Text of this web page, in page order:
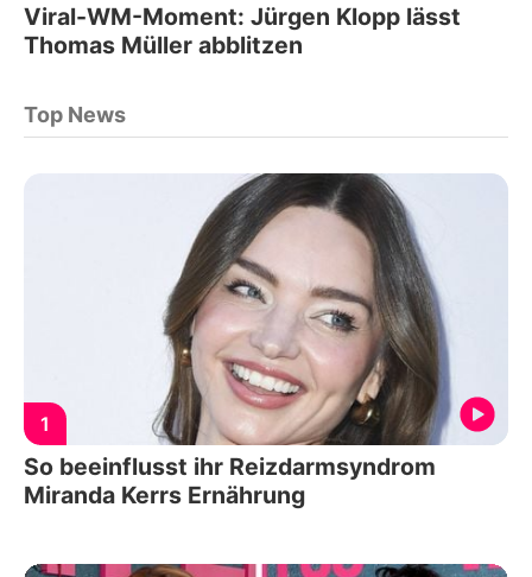
Viral-WM-Moment: Jürgen Klopp lässt
Thomas Müller abblitzen
Top News
1
So beeinflusst ihr Reizdarmsyndrom
Miranda Kerrs Ernährung